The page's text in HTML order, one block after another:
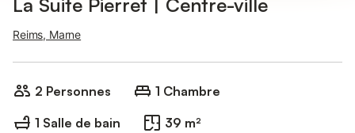
La Suite Pierret | Centre-ville
Reims, Marne
2 Personnes
1 Chambre
1 Salle de bain
39 m²